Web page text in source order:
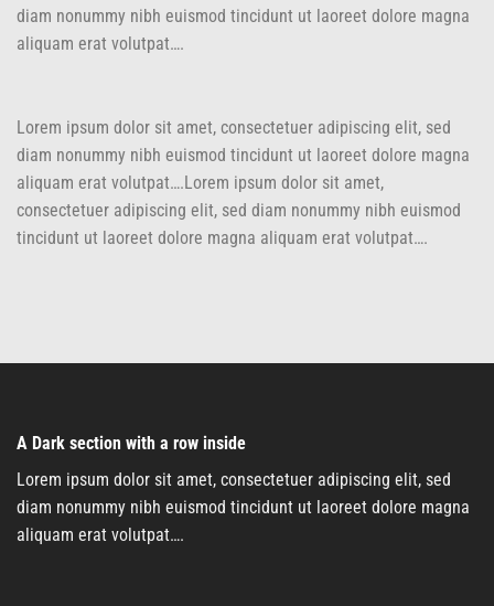
diam nonummy nibh euismod tincidunt ut laoreet dolore magna
aliquam erat volutpat….
Lorem ipsum dolor sit amet, consectetuer adipiscing elit, sed
diam nonummy nibh euismod tincidunt ut laoreet dolore magna
aliquam erat volutpat….Lorem ipsum dolor sit amet,
consectetuer adipiscing elit, sed diam nonummy nibh euismod
tincidunt ut laoreet dolore magna aliquam erat volutpat….
A Dark section with a row inside
Lorem ipsum dolor sit amet, consectetuer adipiscing elit, sed
diam nonummy nibh euismod tincidunt ut laoreet dolore magna
aliquam erat volutpat….